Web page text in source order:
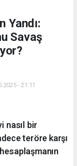
Yandı:
Savaş
- 21:11
nasıl bir
teröre karşı